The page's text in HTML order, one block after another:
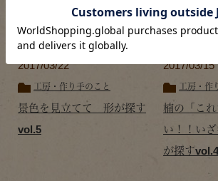
2017/03/22
工房・作り手のこと
景色を見立てて 形が探す
vol.5
2017/03/15
工房・作
楠の「こ
い！！い
が探すvol.4